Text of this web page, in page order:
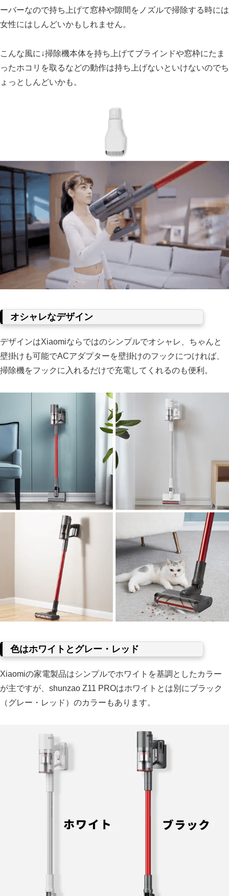
ーバーなので持ち上げて窓枠や隙間をノズルで掃除する時には
女性にはしんどいかもしれません。
こんな風に↓掃除機本体を持ち上げてブラインドや窓枠にたま
ったホコリを取るなどの動作は持ち上げないといけないのでち
ょっとしんどいかも。
オシャレなデザイン
デザインはXiaomiならではのシンプルでオシャレ、ちゃんと
壁掛けも可能でACアダプターを壁掛けのフックにつければ、
掃除機をフックに入れるだけで充電してくれるのも便利。
色はホワイトとグレー・レッド
Xiaomiの家電製品はシンプルでホワイトを基調としたカラー
が主ですが、shunzao Z11 PROはホワイトとは別にブラック
（グレー・レッド）のカラーもあります。